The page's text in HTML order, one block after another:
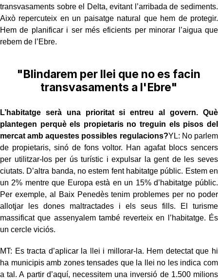
transvasaments sobre el Delta, evitant l’arribada de sediments.
Això repercuteix en un paisatge natural que hem de protegir.
Hem de planificar i ser més eficients per minorar l’aigua que
rebem de l’Ebre.
"Blindarem per llei que no es facin
transvasaments a l'Ebre"
L’habitatge serà una prioritat si entreu al govern. Què
plantegen perquè els propietaris no treguin els pisos del
mercat amb aquestes possibles regulacions?YL: No parlem
de propietaris, sinó de fons voltor. Han agafat blocs sencers
per utilitzar-los per ús turístic i expulsar la gent de les seves
ciutats. D’altra banda, no estem fent habitatge públic. Estem en
un 2% mentre que Europa està en un 15% d’habitatge públic.
Per exemple, al Baix Penedès tenim problemes per no poder
allotjar les dones maltractades i els seus fills. El turisme
massificat que assenyalem també reverteix en l’habitatge. És
un cercle viciós.
MT: Es tracta d’aplicar la llei i millorar-la. Hem detectat que hi
ha municipis amb zones tensades que la llei no les indica com
a tal. A partir d’aquí, necessitem una inversió de 1.500 milions